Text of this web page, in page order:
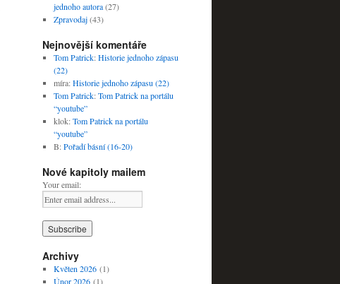
jednoho autora(27)
Zpravodaj(43)
Nejnovější komentáře
Tom Patrick:Historie jednoho zápasu
(22)
míra:Historie jednoho zápasu (22)
Tom Patrick:Tom Patrick na portálu
“youtube”
klok:Tom Patrick na portálu
“youtube”
B:Pořadí básní (16-20)
Nové kapitoly mailem
Your email:
Archivy
Květen 2026(1)
Únor 2026(1)